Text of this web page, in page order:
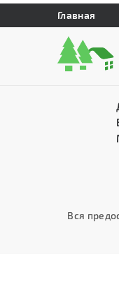
Главная
Вся